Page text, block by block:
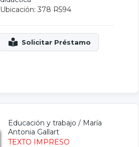
Ubicación: 378 R594
Educación y trabajo / María
Antonia Gallart
TEXTO IMPRESO